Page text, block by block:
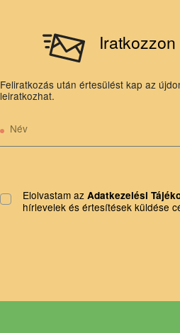
Feliratkozás után értesülést kap az
leiratkozhat.
Név
Elolvastam az Adatkezelési
hírlevelek és értesítések küldése